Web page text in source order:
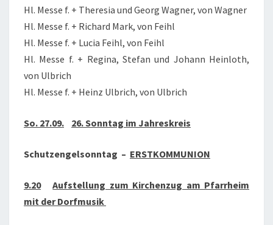
Hl. Messe f. + Theresia und Georg Wagner, von Wagner
Hl. Messe f. + Richard Mark, von Feihl
Hl. Messe f. + Lucia Feihl, von Feihl
Hl. Messe f. + Regina, Stefan und Johann Heinloth,
von Ulbrich
Hl. Messe f. + Heinz Ulbrich, von Ulbrich
So. 27.09. 26. Sonntag im Jahreskreis
Schutzengelsonntag – ERSTKOMMUNION
9.20
Aufstellung zum Kirchenzug am Pfarrheim
mit der Dorfmusik